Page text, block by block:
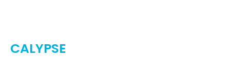
CALYPSE